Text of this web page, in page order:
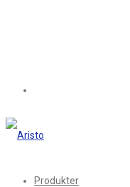
Produkter